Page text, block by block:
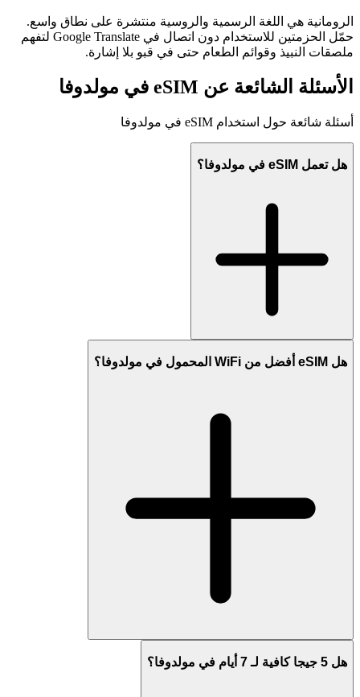
الرومانية هي اللغة الرسمية والروسية منتشرة على نطاق واسع.
حمّل الحزمتين للاستخدام دون اتصال في Google Translate لتفهم
ملصقات النبيذ وقوائم الطعام حتى في قبو بلا إشارة.
الأسئلة الشائعة عن eSIM في مولدوفا
أسئلة شائعة حول استخدام eSIM في مولدوفا
هل تعمل eSIM في مولدوفا؟
هل eSIM أفضل من WiFi المحمول في مولدوفا؟
هل 5 جيجا كافية لـ 7 أيام في مولدوفا؟